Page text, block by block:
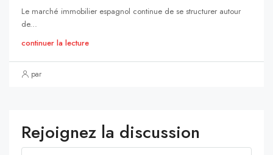
Le marché immobilier espagnol continue de se structurer autour
de...
continuer la lecture
par
Rejoignez la discussion